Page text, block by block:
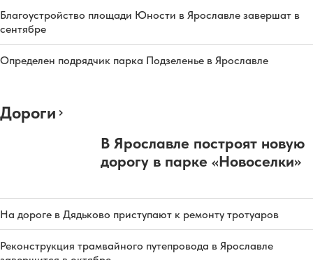
Благоустройство площади Юности в Ярославле завершат в
сентябре
Определен подрядчик парка Подзеленье в Ярославле
Дороги
В Ярославле построят новую
дорогу в парке «Новоселки»
На дороге в Дядьково приступают к ремонту тротуаров
Реконструкция трамвайного путепровода в Ярославле